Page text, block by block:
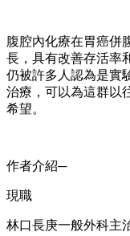
腹腔內化療在胃癌併
長，具有改善存活率
仍被許多人認為是實
治療，可以為這群以
希望。
作者介紹─
現職
林口長庚一般外科主